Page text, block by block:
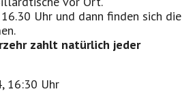
Uhr und dann finden sich die
zahlt natürlich jeder
16:30 Uhr